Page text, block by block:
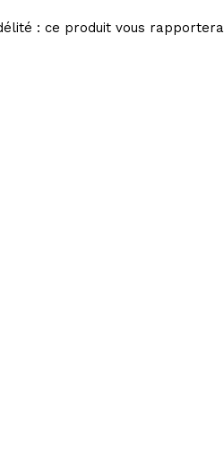
: ce produit vous rapportera